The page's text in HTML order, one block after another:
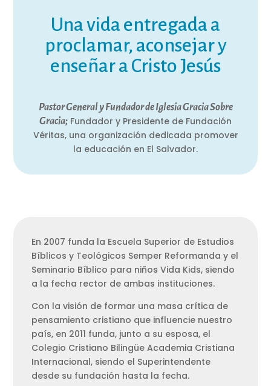
Una vida entregada a
proclamar, aconsejar y
enseñar a Cristo Jesús
Pastor General y Fundador de Iglesia Gracia Sobre
Gracia; Fundador y Presidente de Fundación
Véritas, una organización dedicada promover
la educación en El Salvador.
En 2007 funda la Escuela Superior de Estudios
Bíblicos y Teológicos Semper Reformanda y el
Seminario Bíblico para niños Vida Kids, siendo
a la fecha rector de ambas instituciones.
Con la visión de formar una masa crítica de
pensamiento cristiano que influencie nuestro
país, en 2011 funda, junto a su esposa, el
Colegio Cristiano Bilingüe Academia Cristiana
Internacional, siendo el Superintendente
desde su fundación hasta la fecha.